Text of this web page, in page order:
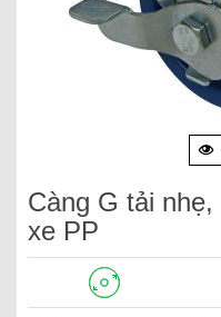
Càng G tải
xe PP